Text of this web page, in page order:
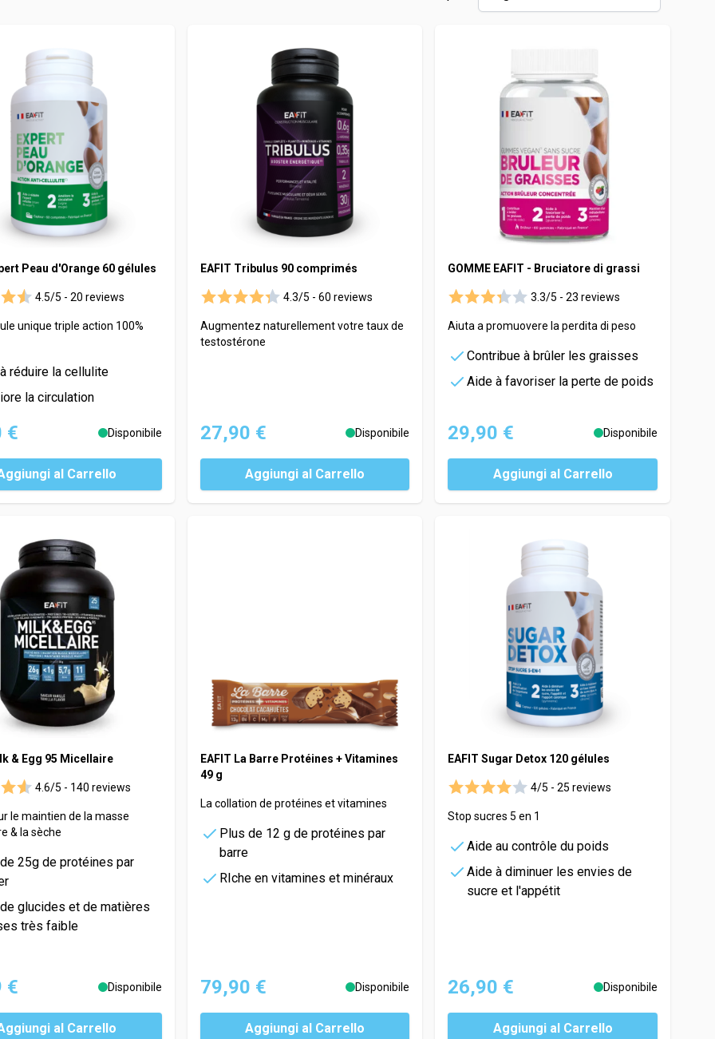
Reine des prés
Vigne rouge
Peau d'Orange 60 gélules
4.5/5 - 20 reviews
unique triple action 100%
réduire la cellulite
la circulation
€ Disponibile
al Carrello
EAFIT Tribulus 90 comprimés
4.3/5 - 60 reviews
Augmentez naturellement votre taux de
testostérone
27,90 € Disponibile
Aggiungi al Carrello
GOMME EAFIT - Bruciatore di grassi
3.3/5 - 23 reviews
Aiuta a promuovere la perdita di peso
Contribue à brûler les graisses
Aide à favoriser la perte de poids
29,90 € Disponibile
Aggiungi al Carrello
& Egg 95 Micellaire
4.6/5 - 140 reviews
le maintien de la masse
& la sèche
25g de protéines par
glucides et de matières
très faible
€ Disponibile
al Carrello
EAFIT La Barre Protéines + Vitamines
49 g
La collation de protéines et vitamines
Plus de 12 g de protéines par
barre
RIche en vitamines et minéraux
79,90 € Disponibile
Aggiungi al Carrello
EAFIT Sugar Detox 120 gélules
4/5 - 25 reviews
Stop sucres 5 en 1
Aide au contrôle du poids
Aide à diminuer les envies de
sucre et l'appétit
26,90 € Disponibile
Aggiungi al Carrello